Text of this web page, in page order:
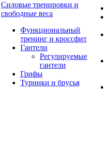
Силовые тренировки и
свободные веса
Функциональный
тренинг и кроссфит
Гантели
Регулируемые
гантели
Грифы
Турники и брусья